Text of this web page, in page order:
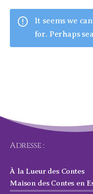
It seems we
for. Perhaps
Adresse :
À la Lueur des Contes
Maison des Contes en